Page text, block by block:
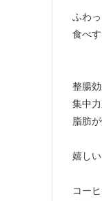
ふわ
食べ
整腸
集中
脂肪
嬉し
コー